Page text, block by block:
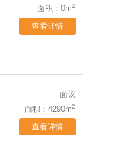
面积：0m2
查看详情
面议
面积：4290m2
查看详情